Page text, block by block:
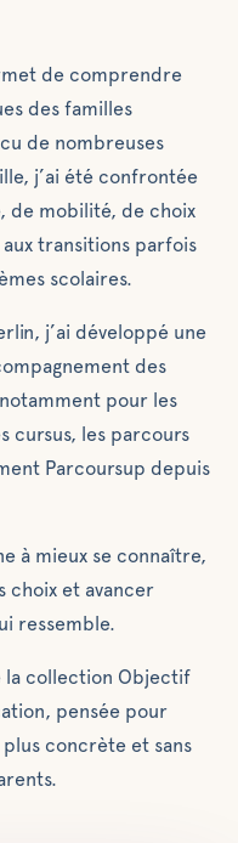
de comprendre
des familles
de nombreuses
j’ai été confrontée
de mobilité, de choix
transitions parfois
scolaires.
j’ai développé une
des
pour les
cursus, les parcours
Parcoursup depuis
à mieux se connaître,
choix et avancer
ressemble.
la collection Objectif
pensée pour
concrète et sans